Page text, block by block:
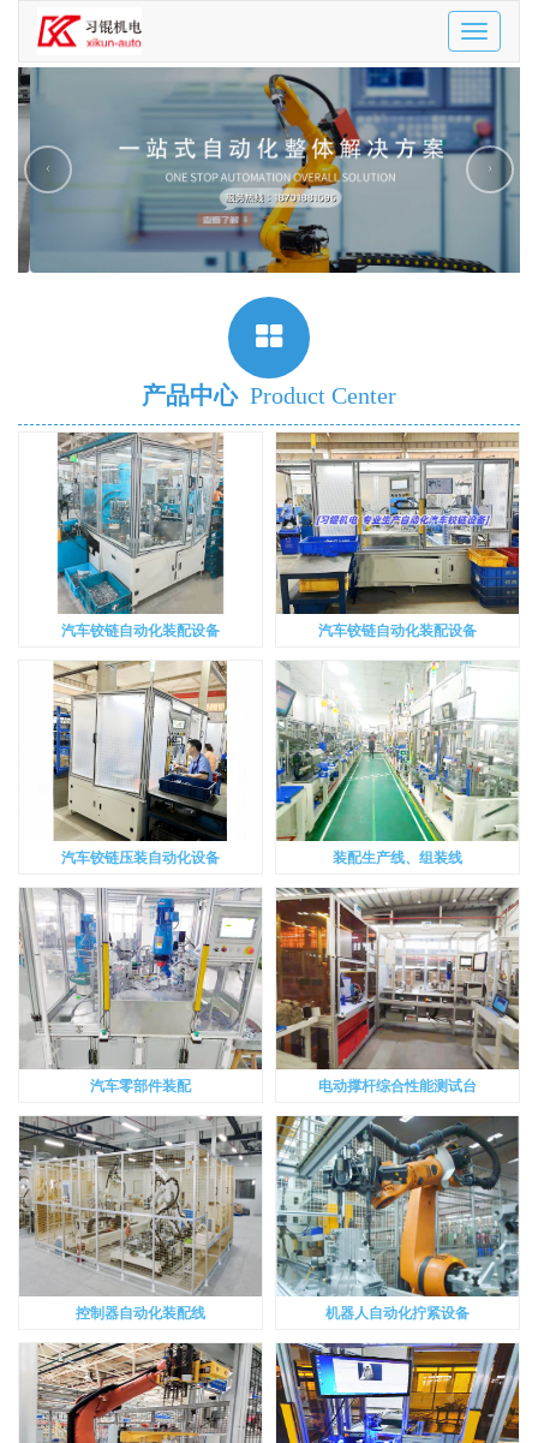
Toggle
‹ ›
产品中心 Product Center
汽车铰链自动化装配设备 汽车铰链自动化装配设备
汽车铰链压装自动化设备 装配生产线、组装线
汽车零部件装配 电动撑杆综合性能测试台
控制器自动化装配线 机器人自动化拧紧设备